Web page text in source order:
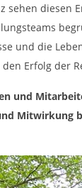
sehen
und die
Erfolg der
und
Mitwirkung